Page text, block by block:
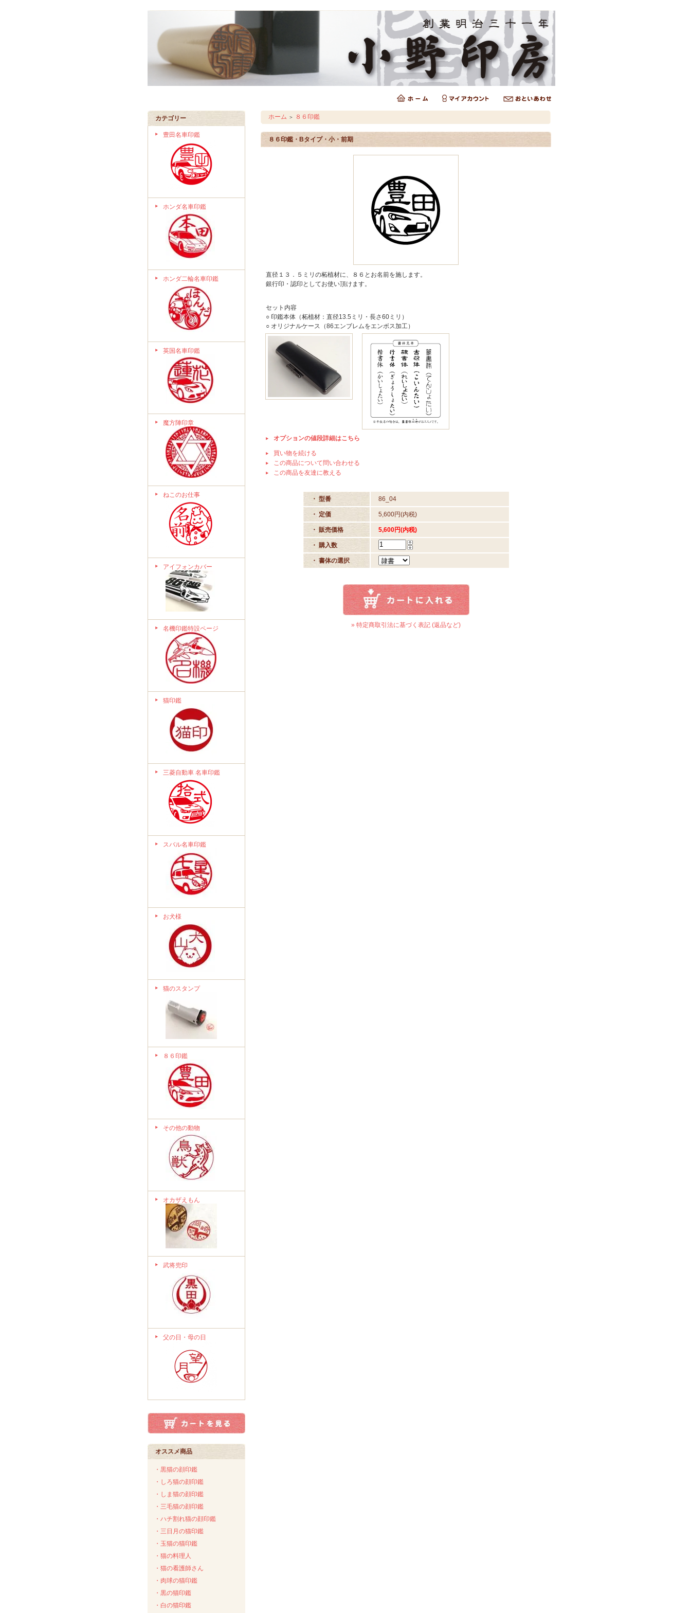
カテゴリー
豊田名車印鑑
ホンダ名車印鑑
ホンダ二輪名車印鑑
英国名車印鑑
魔方陣印章
ねこのお仕事
アイフォンカバー
名機印鑑特設ページ
猫印鑑
三菱自動車 名車印鑑
スバル名車印鑑
お犬様
猫のスタンプ
８６印鑑
その他の動物
オカザえもん
武将兜印
父の日・母の日
オススメ商品
・黒猫の顔印鑑
・しろ猫の顔印鑑
・しま猫の顔印鑑
・三毛猫の顔印鑑
・ハチ割れ猫の顔印鑑
・三日月の猫印鑑
・玉猫の猫印鑑
・猫の料理人
・猫の看護師さん
・肉球の猫印鑑
・黒の猫印鑑
・白の猫印鑑
ホーム ＞ ８６印鑑
８６印鑑・Bタイプ・小・前期
直径１３．５ミリの柘植材に、８６とお名前を施します。
銀行印・認印としてお使い頂けます。
セット内容
○ 印鑑本体（柘植材：直径13.5ミリ・長さ60ミリ）
○ オリジナルケース（86エンブレムをエンボス加工）
オプションの値段詳細はこちら
買い物を続ける
この商品について問い合わせる
この商品を友達に教える
・ 型番 86_04
・ 定価 5,600円(内税)
・ 販売価格 5,600円(内税)
・ 購入数
・ 書体の選択
» 特定商取引法に基づく表記 (返品など)